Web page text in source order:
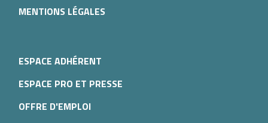
MENTIONS LÉGALES
ESPACE ADHÉRENT
ESPACE PRO ET PRESSE
OFFRE D'EMPLOI